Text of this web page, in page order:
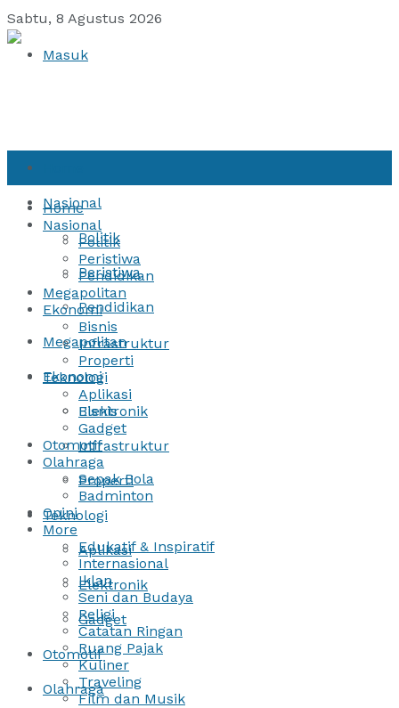
Sabtu, 8 Agustus 2026
Masuk
Nasional
Politik
Peristiwa
Pendidikan
Megapolitan
Ekonomi
Bisnis
Infrastruktur
Properti
Teknologi
Aplikasi
Elektronik
Gadget
Otomotif
Olahraga
Home
Nasional
Politik
Peristiwa
Pendidikan
Megapolitan
Ekonomi
Bisnis
Infrastruktur
Properti
Teknologi
Aplikasi
Elektronik
Gadget
Otomotif
Olahraga
Sepak Bola
Badminton
Opini
More
Edukatif & Inspiratif
Internasional
Iklan
Seni dan Budaya
Religi
Catatan Ringan
Ruang Pajak
Kuliner
Traveling
Film dan Musik